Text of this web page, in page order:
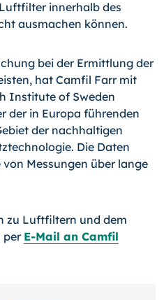
innerhalb des
ausmachen können.
bei der Ermittlung der
hat Camfil Farr mit
Institute of Sweden
der in Europa führenden
der nachhaltigen
Die Daten
Messungen über lange
zu Luftfiltern und dem
per E-Mail an Camfil